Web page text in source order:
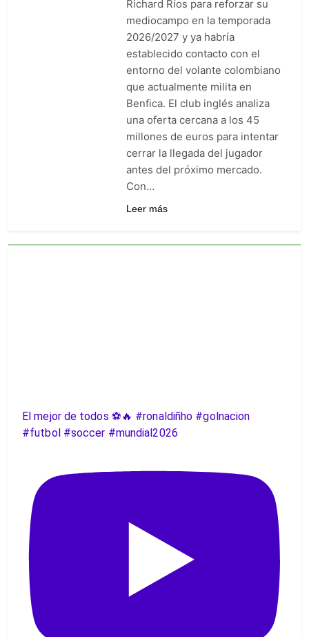
goleó 7-0 a Boyacá Chicó y es
líder de la Liga BetPlay
1 Semana Ago
Vuelve la Premier League:
arranca el 21 de agosto con el
Arsenal campeón abriendo
ante el Coventry
1 Semana Ago
Escándalo en Montería: el
debut de Nacional se suspendió
por disturbios cuando ganaba
3-0 a Jaguares
1 Semana Ago
Richard Ríos para reforzar su
mediocampo en la temporada
2026/2027 y ya habría
establecido contacto con el
entorno del volante colombiano
que actualmente milita en
Benfica. El club inglés analiza
una oferta cercana a los 45
millones de euros para intentar
cerrar la llegada del jugador
antes del próximo mercado.
Con…
Leer más
El mejor de todos ⚽️🔥 #ronaldiñho #golnacion
#futbol #soccer #mundial2026